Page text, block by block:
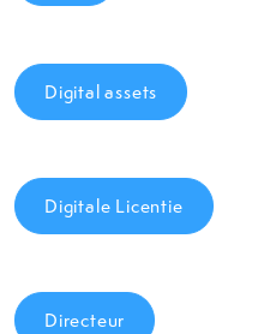
Digital assets
Digitale Licentie
Directeur